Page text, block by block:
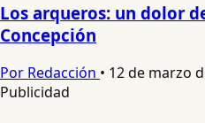
Los arqueros: un dolor
Concepción
Por Redacción • 12 de marzo
Publicidad